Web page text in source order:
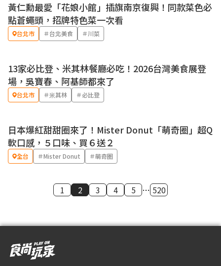
黃仁勳最愛「花娘小館」插旗南京復興！同款菜色必
點蒼蠅頭，招牌特色菜一次看
台北市 ＃台北美食 ＃川菜
13家必比登、米其林餐廳必吃！2026台灣美食展登
場，吳寶春、阿基師都來了
台北市 ＃米其林 ＃必比登
優惠
日本爆紅甜甜圈來了！Mister Donut「萌奇圈」超Q
軟口感，５口味、買６送２
全台 ＃Mister Donut ＃萌奇圈
1 2 3 4 5 … 520